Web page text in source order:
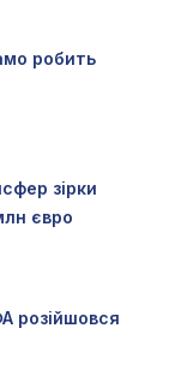
робить
зірки
євро
розійшовся